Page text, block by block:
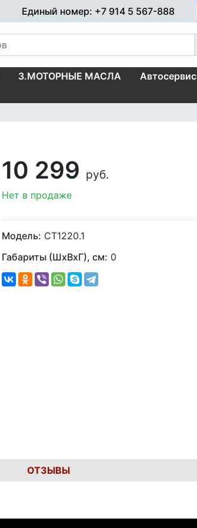
Единый номер: +7 914 5 567-888
3.МОТОРНЫЕ МАСЛА Автосервис
10 299 руб.
Нет в продаже
Модель: CT1220.1
Габариты (ШхВхГ), см: 0
ОТЗЫВЫ